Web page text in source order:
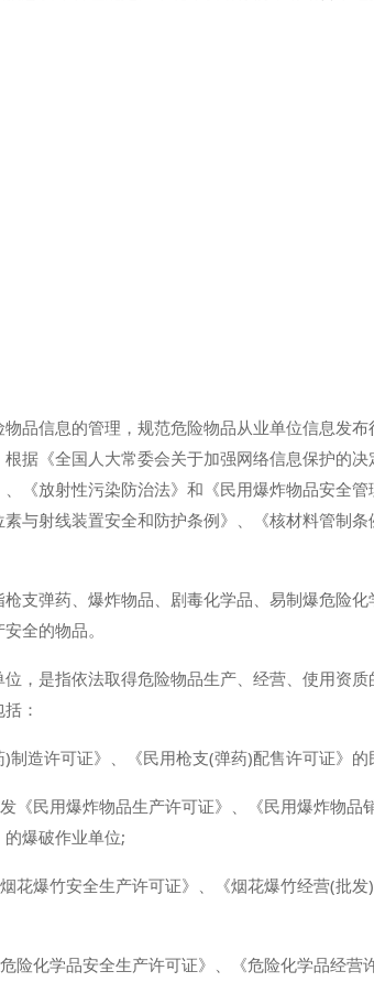
品信息的管理，规范危险物品从业单位信息发
据《全国人大常委会关于加强网络信息保护的
《放射性污染防治法》和《民用爆炸物品安全
与射线装置安全和防护条例》、《核材料管制条
支弹药、爆炸物品、剧毒化学品、易制爆危险
全的物品。
，是指依法取得危险物品生产、经营、使用资
：
制造许可证》、《民用枪支(弹药)配售许可证》
《民用爆炸物品生产许可证》、《民用爆炸物品
爆破作业单位;
花爆竹安全生产许可证》、《烟花爆竹经营(批
险化学品安全生产许可证》、《危险化学品经